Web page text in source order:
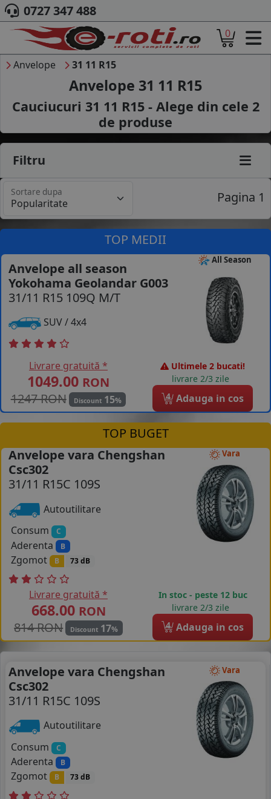
ACASA
DESPRE NOI
ANVELOPE
AUTO
CAMION
MOTO
AGROINDUSTRIALE
MARCA AUTO
B2B - COLABORARE COMPANII
CONTACT
COS (0 PRODUSE)
0727 347 488
0
Anvelope 31 11 R15
Anvelope 31 11 R15
Cauciucuri 31 11 R15 - Alege din cele 2
de produse
Filtru
Sortare dupa Pagina 1
TOP MEDII
All Season
Anvelope all season
Yokohama Geolandar G003
31/11 R15 109Q M/T
SUV / 4x4
Livrare gratuită *
1049.00 RON
1247 RON
Discount 15%
Ultimele 2 bucati!
livrare 2/3 zile
4 Adauga in cos
TOP BUGET
Vara
Anvelope vara Chengshan
Csc302
31/11 R15C 109S
Autoutilitare
Consum
C
Aderenta B
Zgomot B 73 dB
Livrare gratuită *
668.00 RON
814 RON
Discount 17%
In stoc - peste 12 buc
livrare 2/3 zile
4 Adauga in cos
Vara
Anvelope vara Chengshan
Csc302
31/11 R15C 109S
Autoutilitare
Consum
C
Aderenta B
Zgomot B 73 dB